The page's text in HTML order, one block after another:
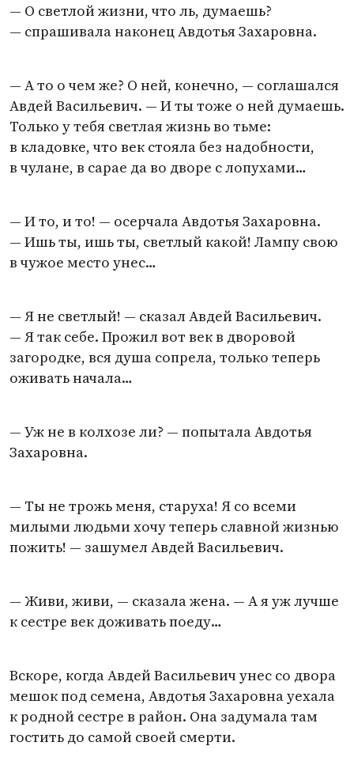
— О светлой жизни, что ль, думаешь?
— спрашивала наконец Авдотья Захаровна.
— А то о чем же? О ней, конечно, — соглашался
Авдей Васильевич. — И ты тоже о ней думаешь.
Только у тебя светлая жизнь во тьме:
в кладовке, что век стояла без надобности,
в чулане, в сарае да во дворе с лопухами…
— И то, и то! — осерчала Авдотья Захаровна.
— Ишь ты, ишь ты, светлый какой! Лампу свою
в чужое место унес…
— Я не светлый! — сказал Авдей Васильевич.
— Я так себе. Прожил вот век в дворовой
загородке, вся душа сопрела, только теперь
оживать начала…
— Уж не в колхозе ли? — попытала Авдотья
Захаровна.
— Ты не трожь меня, старуха! Я со всеми
милыми людьми хочу теперь славной жизнью
пожить! — зашумел Авдей Васильевич.
— Живи, живи, — сказала жена. — А я уж лучше
к сестре век доживать поеду…
Вскоре, когда Авдей Васильевич унес со двора
мешок под семена, Авдотья Захаровна уехала
к родной сестре в район. Она задумала там
гостить до самой своей смерти.